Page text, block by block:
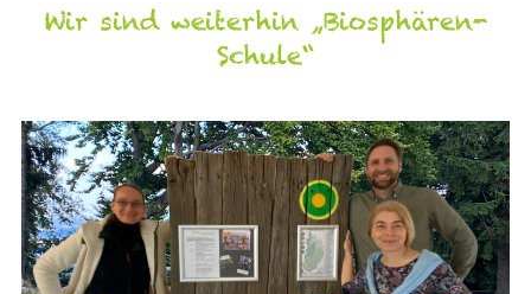
Wir sind weiterhin „Biosphären-
Schule“